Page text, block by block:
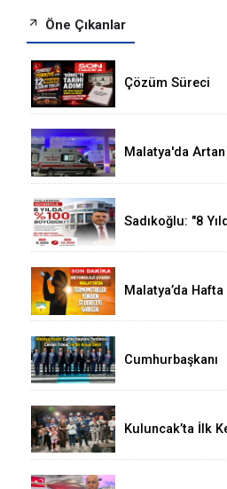
Öne Çıkanlar
Çözüm Süreci
Tam Metni
Malatya'da
Daha Eklendi
Sadıkoğlu: "8
Güveni
Malatya’da Hafta
Termometreler
Cumhurbaşkanı
Yılmaz, Malatya
Kuluncak’ta İlk
Festivali Sona